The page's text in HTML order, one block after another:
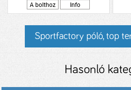
A bolthoz
Info
Sportfactory póló, top
Hasonló